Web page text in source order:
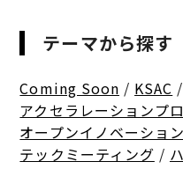
テーマから探す
Coming Soon / KSAC /
アクセラレーションプ
オープンイノベーション
テックミーティング /